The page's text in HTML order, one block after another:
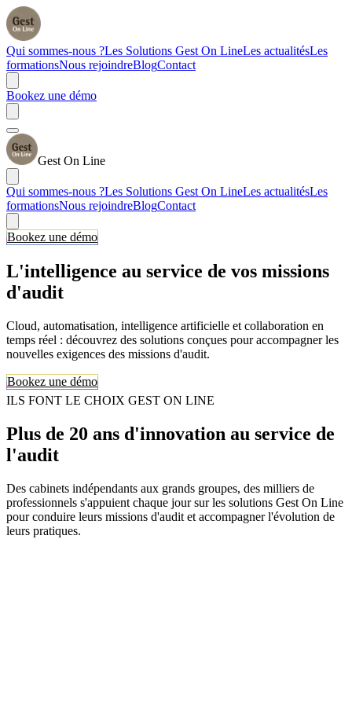
Qui sommes-nous ?Les Solutions Gest On LineLes actualitésLes
formationsNous rejoindreBlogContact
Bookez une démo
Gest On Line
Qui sommes-nous ?Les Solutions Gest On LineLes actualitésLes
formationsNous rejoindreBlogContact
Bookez une démo
L'intelligence au service de vos missions
d'audit
Cloud, automatisation, intelligence artificielle et collaboration en
temps réel : découvrez des solutions conçues pour accompagner les
nouvelles exigences des missions d'audit.
Bookez une démo
ILS FONT LE CHOIX GEST ON LINE
Plus de 20 ans d'innovation au service de
l'audit
Des cabinets indépendants aux grands groupes, des milliers de
professionnels s'appuient chaque jour sur les solutions Gest On Line
pour conduire leurs missions d'audit et accompagner l'évolution de
leurs pratiques.